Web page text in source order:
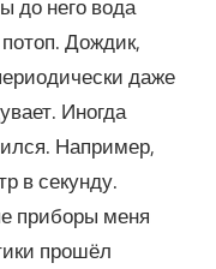
до него вода
Дождик,
даже
Иногда
Например,
в секунду.
приборы меня
прошёл